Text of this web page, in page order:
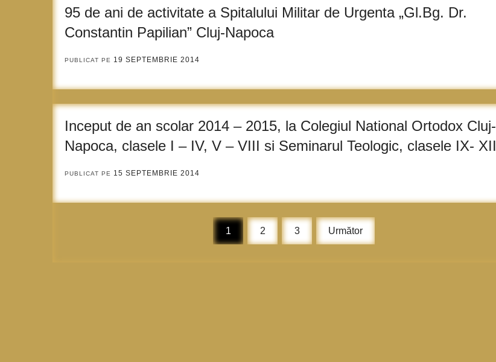
95 de ani de activitate a Spitalului Militar de Urgenta „Gl.Bg. Dr.
Constantin Papilian” Cluj-Napoca
PUBLICAT PE 19 SEPTEMBRIE 2014
Inceput de an scolar 2014 – 2015, la Colegiul National Ortodox Cluj-
Napoca, clasele I – IV, V – VIII si Seminarul Teologic, clasele IX- XII
PUBLICAT PE 15 SEPTEMBRIE 2014
1 2 3 Următor